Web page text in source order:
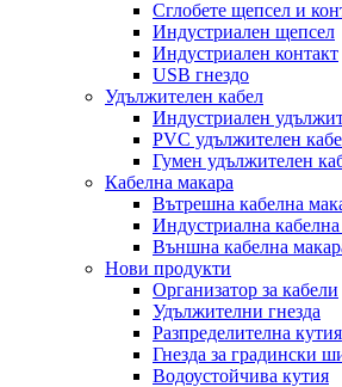
Сглобете щепсел и
Индустриален щепсел
Индустриален контакт
USB гнездо
Удължителен кабел
Индустриален
PVC удължителен
Гумен удължителен
Кабелна макара
Вътрешна кабелна
Индустриална кабелна
Външна кабелна
Нови продукти
Организатор за кабели
Удължителни гнезда
Разпределителна кутия
Гнезда за градински
Водоустойчива кутия